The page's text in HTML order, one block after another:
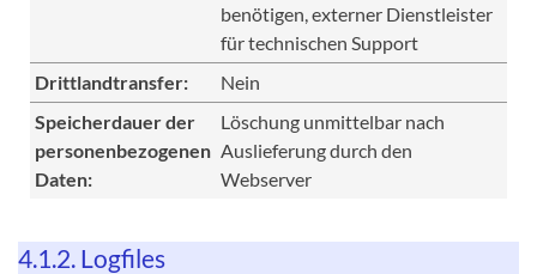
benötigen, externer Dienstleister
für technischen Support
Drittlandtransfer:
Nein
Speicherdauer der
personenbezogenen
Daten:
Löschung unmittelbar nach
Auslieferung durch den
Webserver
4.1.2. Logfiles